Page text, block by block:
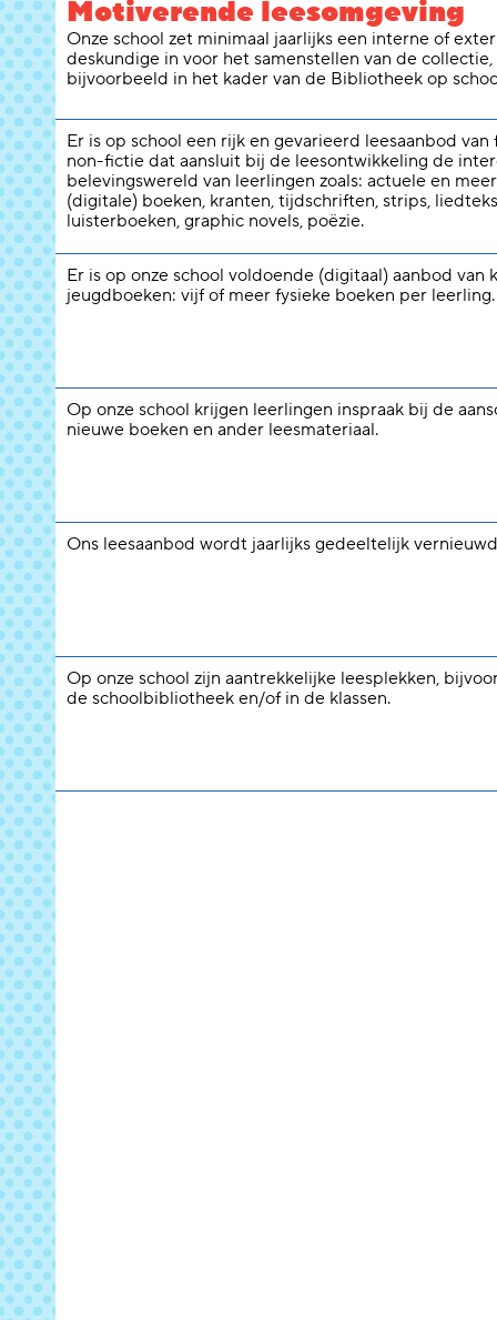
Motiverende leesomgeving
Onze school zet minimaal jaarlijks een interne of
deskundige in voor het samenstellen van de collectie,
bijvoorbeeld in het kader van de Bibliotheek op
Er is op school een rijk en gevarieerd leesaanbod van
non-fictie dat aansluit bij de leesontwikkeling de
belevingswereld van leerlingen zoals: actuele en
(digitale) boeken, kranten, tijdschriften, strips,
luisterboeken, graphic novels, poëzie.
Er is op onze school voldoende (digitaal) aanbod van
jeugdboeken: vijf of meer fysieke boeken per leerling.
Op onze school krijgen leerlingen inspraak bij de
nieuwe boeken en ander leesmateriaal.
Ons leesaanbod wordt jaarlijks gedeeltelijk
Op onze school zijn aantrekkelijke leesplekken,
de schoolbibliotheek en/of in de klassen.